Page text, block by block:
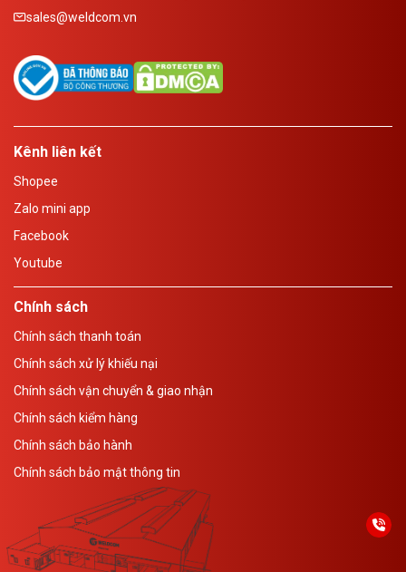
sales@weldcom.vn
Kênh liên kết
Shopee
Zalo mini app
Facebook
Youtube
Chính sách
Chính sách thanh toán
Chính sách xử lý khiếu nại
Chính sách vận chuyển & giao nhận
Chính sách kiểm hàng
Chính sách bảo hành
Chính sách bảo mật thông tin